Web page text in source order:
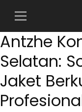
content
Antzhe
Selatan:
Jaket